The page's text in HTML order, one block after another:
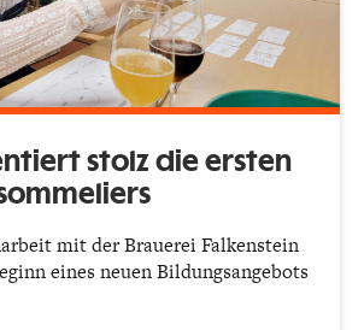
stolz die ersten
mit der Brauerei Falkenstein
eines neuen Bildungsangebots